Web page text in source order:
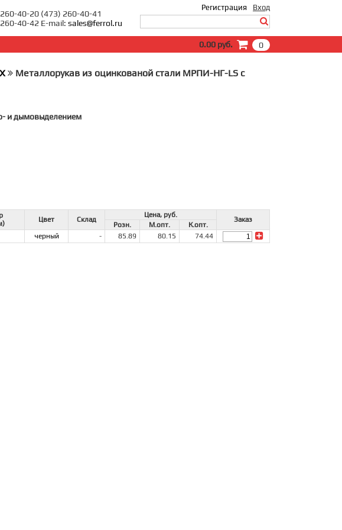
Вход
Запомнить меня
Регистрация
40-20 (473) 260-40-41
40-42 E-mail: sales@ferrol.ru
0
0.00 руб.
Металлорукав из оцинкованой стали МРПИ-НГ-LS с
и дымовыделением
Цвет Склад
Цена, руб.
Заказ
Розн. М.опт.
К.опт.
черный - 85.89 80.15 74.44